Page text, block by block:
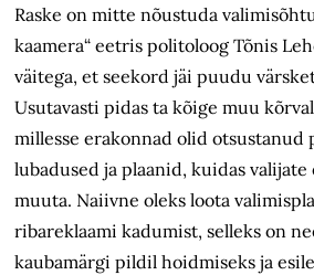
Raske on mitte nõustuda
kaamera“ eetris politoloog Tõnis
väitega, et seekord jäi puudu
Usutavasti pidas ta kõige muu
millesse erakonnad olid otsustanud
lubadused ja plaanid, kuidas valijate
muuta. Naiivne oleks loota
ribareklaami kadumist, selleks on
kaubamärgi pildil hoidmiseks ja